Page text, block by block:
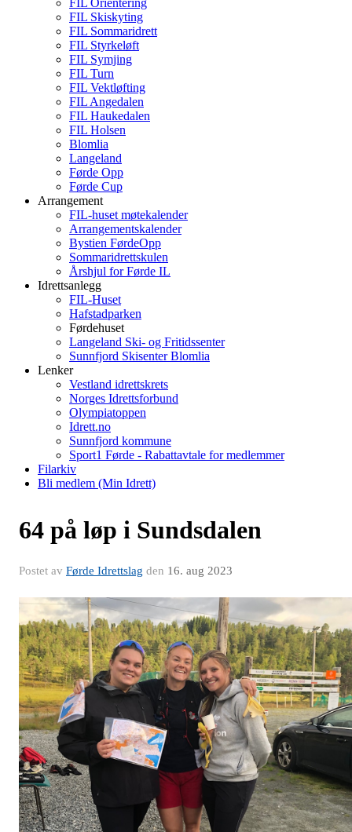
FIL Orientering
FIL Skiskyting
FIL Sommaridrett
FIL Styrkeløft
FIL Symjing
FIL Turn
FIL Vektløfting
FIL Angedalen
FIL Haukedalen
FIL Holsen
Blomlia
Langeland
Førde Opp
Førde Cup
Arrangement
FIL-huset møtekalender
Arrangementskalender
Bystien FørdeOpp
Sommaridrettskulen
Årshjul for Førde IL
Idrettsanlegg
FIL-Huset
Hafstadparken
Førdehuset
Langeland Ski- og Fritidssenter
Sunnfjord Skisenter Blomlia
Lenker
Vestland idrettskrets
Norges Idrettsforbund
Olympiatoppen
Idrett.no
Sunnfjord kommune
Sport1 Førde - Rabattavtale for medlemmer
Filarkiv
Bli medlem (Min Idrett)
64 på løp i Sundsdalen
Postet av Førde Idrettslag den 16. aug 2023